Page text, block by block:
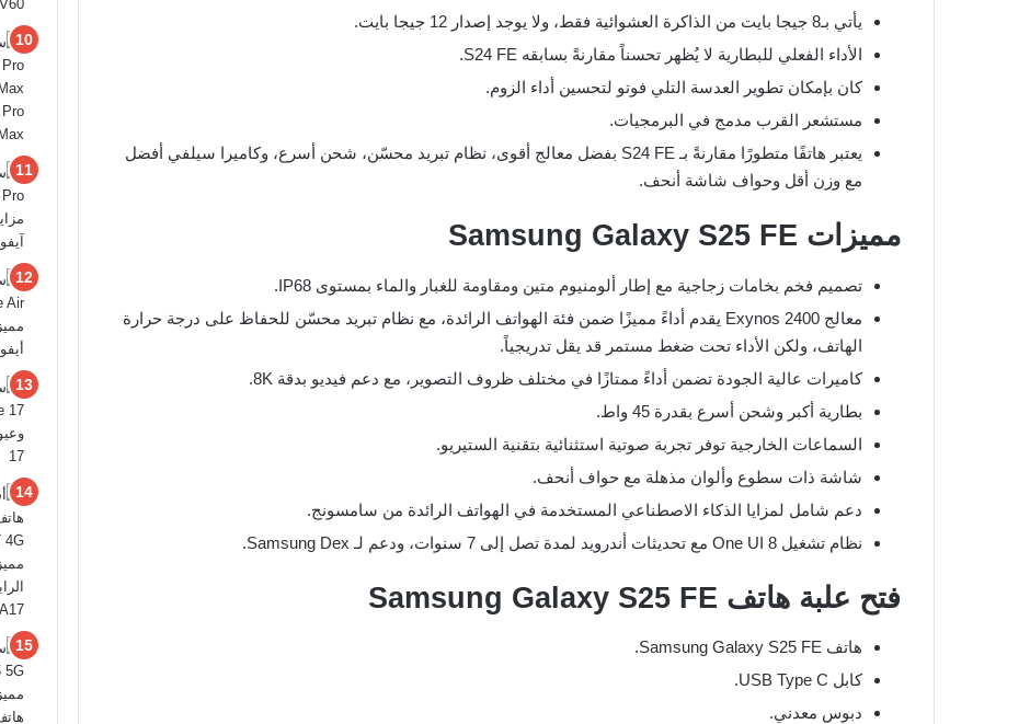
يأتي بـ8 جيجا بايت من الذاكرة العشوائية فقط، ولا يوجد إصدار 12 جيجا بايت.
الأداء الفعلي للبطارية لا يُظهر تحسناً مقارنةً بسابقه S24 FE.
كان بإمكان تطوير العدسة التلي فوتو لتحسين أداء الزوم.
مستشعر القرب مدمج في البرمجيات.
يعتبر هاتفًا متطورًا مقارنةً بـ S24 FE بفضل معالج أقوى، نظام تبريد محسّن، شحن أسرع، وكاميرا سيلفي أفضل
مع وزن أقل وحواف شاشة أنحف.
مميزات Samsung Galaxy S25 FE
تصميم فخم بخامات زجاجية مع إطار ألومنيوم متين ومقاومة للغبار والماء بمستوى IP68.
معالج Exynos 2400 يقدم أداءً مميزًا ضمن فئة الهواتف الرائدة، مع نظام تبريد محسّن للحفاظ على درجة حرارة
الهاتف، ولكن الأداء تحت ضغط مستمر قد يقل تدريجياً.
كاميرات عالية الجودة تضمن أداءً ممتازًا في مختلف ظروف التصوير، مع دعم فيديو بدقة 8K.
بطارية أكبر وشحن أسرع بقدرة 45 واط.
السماعات الخارجية توفر تجربة صوتية استثنائية بتقنية الستيريو.
شاشة ذات سطوع وألوان مذهلة مع حواف أنحف.
دعم شامل لمزايا الذكاء الاصطناعي المستخدمة في الهواتف الرائدة من سامسونج.
نظام تشغيل One UI 8 مع تحديثات أندرويد لمدة تصل إلى 7 سنوات، ودعم لـ Samsung Dex.
فتح علبة هاتف Samsung Galaxy S25 FE
هاتف Samsung Galaxy S25 FE.
كابل USB Type C.
دبوس معدني.